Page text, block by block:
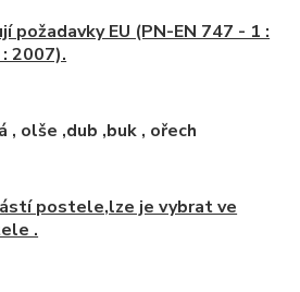
požadavky EU (PN-EN 747 - 1 :
2007).
, olše ,dub ,buk , ořech
postele,lze je vybrat ve
.